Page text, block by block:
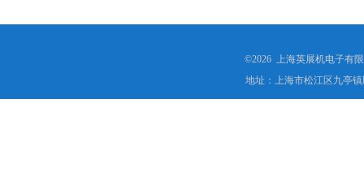
©2026 上海英展机电子有
地址：上海市松江区九亭镇